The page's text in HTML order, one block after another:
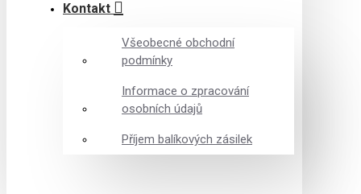
Kontakt
Všeobecné obchodní
podmínky
Informace o zpracování
osobních údajů
Příjem balíkových zásilek